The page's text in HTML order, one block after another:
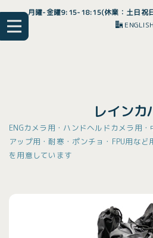
月曜-金曜9:15-18:15(休業：土日祝
レインカ
ENGカメラ用・ハンドヘルドカメラ用
アップ用・耐寒・ポンチョ・FPU用な
を用意しています